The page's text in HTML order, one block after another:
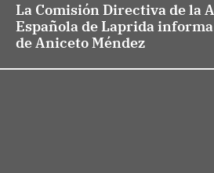
La Comisión Directiva de la
Española de Laprida
de Aniceto Méndez